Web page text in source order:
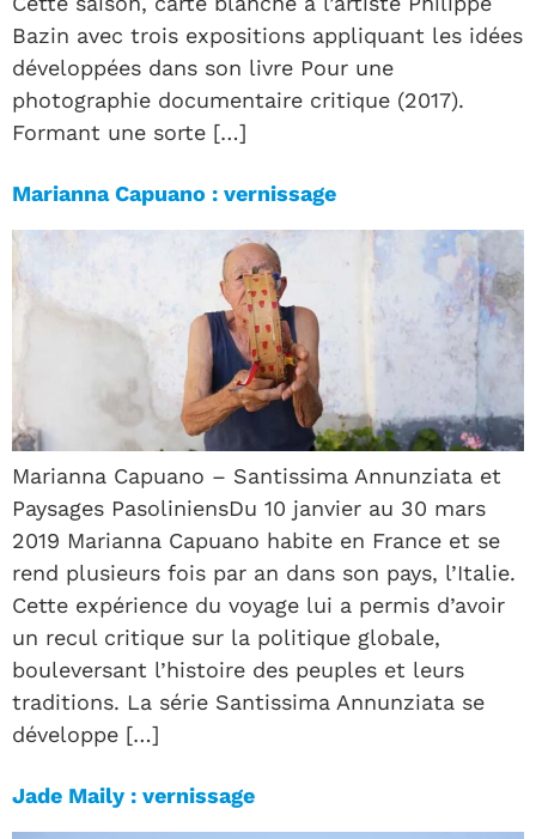
Bazin avec trois expositions appliquant les idées
développées dans son livre Pour une
photographie documentaire critique (2017).
Formant une sorte […]
Marianna Capuano : vernissage
Marianna Capuano – Santissima Annunziata et
Paysages PasoliniensDu 10 janvier au 30 mars
2019 Marianna Capuano habite en France et se
rend plusieurs fois par an dans son pays, l’Italie.
Cette expérience du voyage lui a permis d’avoir
un recul critique sur la politique globale,
bouleversant l’histoire des peuples et leurs
traditions. La série Santissima Annunziata se
développe […]
Jade Maily : vernissage